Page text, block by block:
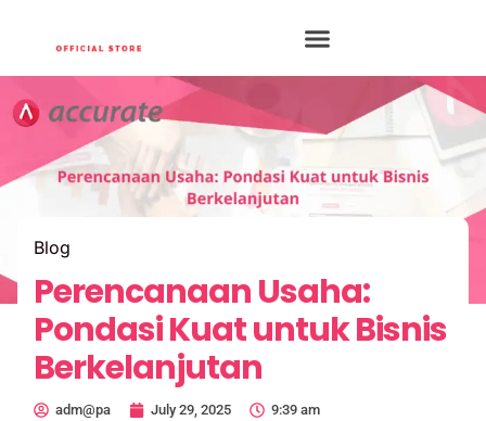
Blog
Perencanaan Usaha:
Pondasi Kuat untuk Bisnis
Berkelanjutan
adm@pa July 29, 2025 9:39 am